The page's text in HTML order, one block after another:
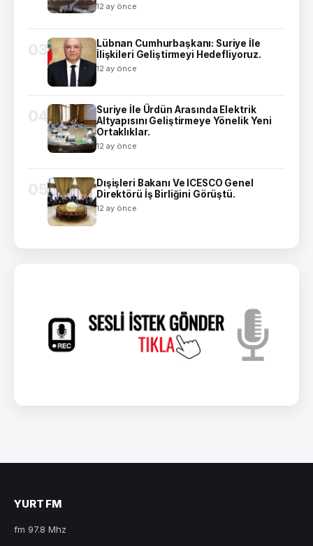
12 ay önce
03
Lübnan Cumhurbaşkanı: Suriye İle
İlişkileri Geliştirmeyi Hedefliyoruz.
12 ay önce
04
Suriye İle Ürdün Arasında Elektrik
Altyapısını Geliştirmeye Yönelik Yeni
Ortaklıklar.
12 ay önce
05
Dışişleri Bakanı Ve ICESCO Genel
Direktörü İş Birliğini Görüştü.
12 ay önce
YURT FM
fm 97.8 Mhz